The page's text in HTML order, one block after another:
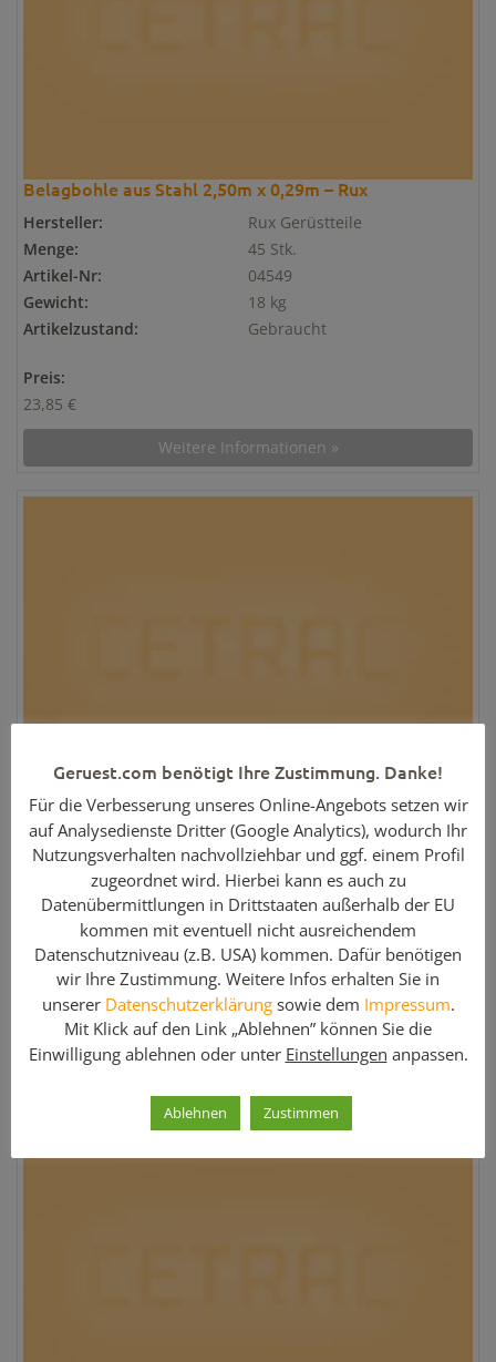
Belagbohle aus Stahl 2,50m x 0,29m – Rux
Hersteller:
Rux Gerüstteile
Menge:
45 Stk.
Artikel-Nr:
04549
Gewicht:
18 kg
Artikelzustand:
Gebraucht
Preis:
23,85 €
Weitere Informationen »
Alu-Belagtafel mit Alu-Kopfstück 3,00m x 0,59m – Rux
Hersteller:
Rux Gerüstteile
100 Stk.
Artikel-Nr:
05113
Gewicht:
20.30 kg
Artikelzustand:
Gebraucht
Preis:
81,00 €
Geruest.com benötigt Ihre Zustimmung. Danke!
Für die Verbesserung unseres Online-Angebots setzen wir
auf Analysedienste Dritter (Google Analytics), wodurch Ihr
Nutzungsverhalten nachvollziehbar und ggf. einem Profil
zugeordnet wird. Hierbei kann es auch zu
Datenübermittlungen in Drittstaaten außerhalb der EU
kommen mit eventuell nicht ausreichendem
Datenschutzniveau (z.B. USA) kommen. Dafür benötigen
wir Ihre Zustimmung. Weitere Infos erhalten Sie in
unserer Datenschutzerklärungsowie dem Impressum.
Mit Klick auf den Link „Ablehnen” können Sie die
Einwilligung ablehnen oder unter Einstellungen anpassen.
Ablehnen Zustimmen